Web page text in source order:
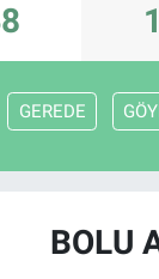
GEREDE
BOLU